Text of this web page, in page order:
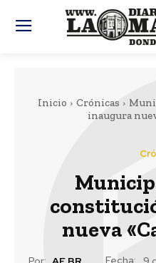
Inicio Crónicas
inaugura
nueva
Fecha: